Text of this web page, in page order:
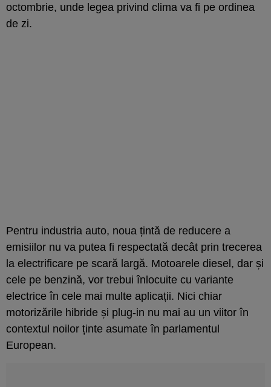
octombrie, unde legea privind clima va fi pe ordinea
de zi.
Pentru industria auto, noua țintă de reducere a
emisiilor nu va putea fi respectată decât prin trecerea
la electrificare pe scară largă. Motoarele diesel, dar și
cele pe benzină, vor trebui înlocuite cu variante
electrice în cele mai multe aplicații. Nici chiar
motorizările hibride și plug-in nu mai au un viitor în
contextul noilor ținte asumate în parlamentul
European.